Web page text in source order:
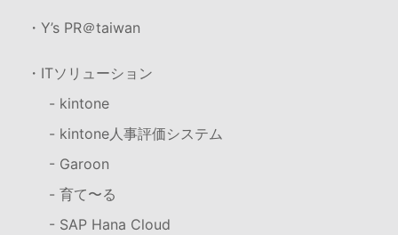
・Y’s PR＠taiwan
・ITソリューション
- kintone
- kintone人事評価システム
- Garoon
- 育て〜る
- SAP Hana Cloud